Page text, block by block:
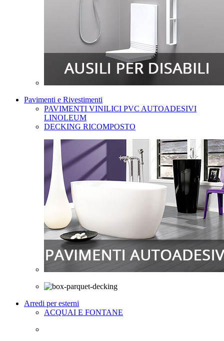
Pavimenti e Rivestimenti
PAVIMENTI VINILICI PVC AUTOADESIVI
LINOLEUM
DECKING RICOMPOSTO
Arredi per esterni
ACQUAI E FONTANE